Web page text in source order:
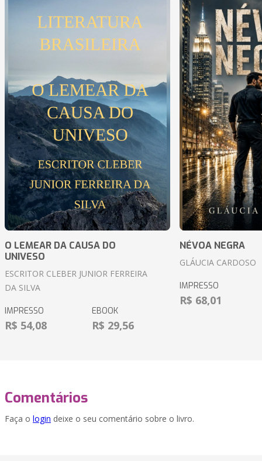
O LEMEAR DA CAUSA DO
UNIVESO
ESCRITOR CLEBER JUNIOR FERREIRA
DA SILVA
IMPRESSO
R$ 54,08
EBOOK
R$ 29,56
NÉVOA NEGRA
GLÁUCIA CARDOSO
IMPRESSO
R$ 68,01
Comentários
Faça o login deixe o seu comentário sobre o livro.